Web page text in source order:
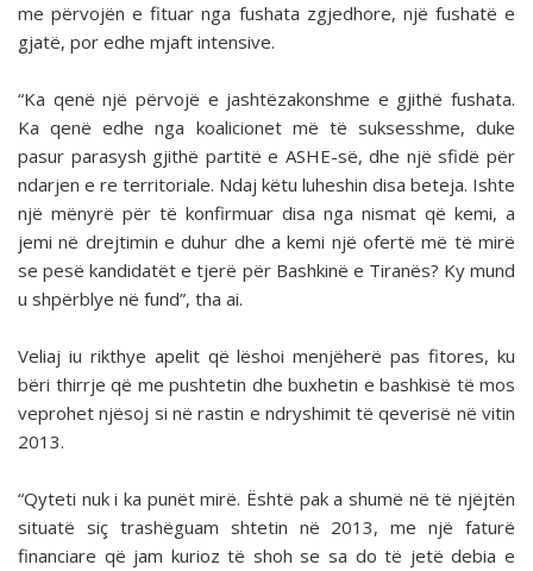
me përvojën e fituar nga fushata zgjedhore, një fushatë e
gjatë, por edhe mjaft intensive.
“Ka qenë një përvojë e jashtëzakonshme e gjithë fushata.
Ka qenë edhe nga koalicionet më të suksesshme, duke
pasur parasysh gjithë partitë e ASHE-­së, dhe një sfidë për
ndarjen e re territoriale. Ndaj këtu luheshin disa beteja. Ishte
një mënyrë për të konfirmuar disa nga nismat që kemi, a
jemi në drejtimin e duhur dhe a kemi një ofertë më të mirë
se pesë kandidatët e tjerë për Bashkinë e Tiranës? Ky mund
u shpërblye në fund”, tha ai.
Veliaj iu rikthye apelit që lëshoi menjëherë pas fitores, ku
bëri thirrje që me pushtetin dhe buxhetin e bashkisë të mos
veprohet njësoj si në rastin e ndryshimit të qeverisë në vitin
2013.
“Qyteti nuk i ka punët mirë. Është pak a shumë në të njëjtën
situatë siç trashëguam shtetin në 2013, me një faturë
financiare që jam kurioz të shoh se sa do të jetë debia e